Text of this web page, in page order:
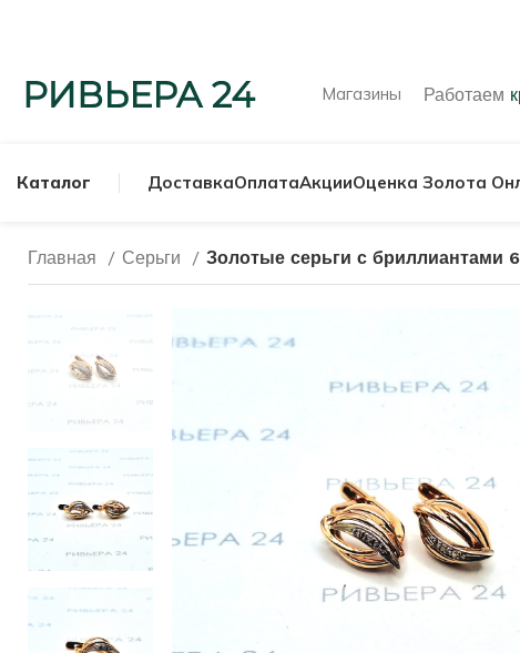
Магазины Работаем
Каталог
МУЖСКИЕ КОЛЬЦА
ДоставкаОплатаАкцииОценка Золота
Главная Серьги Золотые серьги с бриллиантами